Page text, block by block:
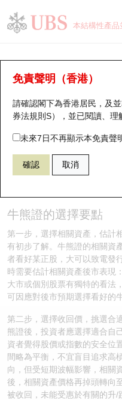
本結構性產品
免責聲明（香港）
請確認閣下為香港居民，及
券法規則S），並已閱讀、理
未來7日不再顯示本免責聲
確認 取消
牛熊證投資者教
牛熊證知多啲
牛熊證的選擇要點
第一步，選擇相關資產，估計
有初步了解。牛熊證的相關資
者看好某正股，大可以致電發
時需要估計相關資產後市表現
大市或個別股票有獨特的看法
可因應對後市預期選擇看好的
第二步，選擇收回價，挑選合
熊證後，投資者應選擇適合自
資者覺得股價或指數的安全位
間略為平衡，不宜盲目追求高
向，但受短期波幅影響，相關
後，相關資產價格再掉頭轉向
被收回，未能受惠於有關的升
瑞銀認股證一覽
新發行瑞銀認股證
即將到期認股證
認股證到期結算價查詢
認股證分析儀
引伸波幅比較圖
認股證/牛熊證日誌
認股證文件及公告
認股證文件及公告 (瑞信)
街貨統計
比較
牛熊全景快搜
牛熊證搜尋
牛熊證街貨分佈圖
正股牛熊證列表
新發行瑞銀牛熊證
即將到期牛熊證
牛熊證到期結算價查詢
牛熊證分析儀
牛熊證速算機
牛熊證文件及公告
街貨統計
比較
十大升幅/跌幅
十大認股證成交分佈
十天股證佔大市成交
資金流
街貨統計
正股分析儀
二十大活躍股份
恒指成份股
國指成份股
科指成份股
業績及經濟日曆
中資ETFs溢價比較
AH 股價對照
即市板塊表現
ADR
持股比重
顯示所有持股比重
每月輪證大市專題
輪證專欄
講座及教育短片
認股證投資者教育
牛熊證投資者教育